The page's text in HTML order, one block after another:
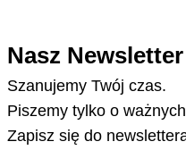
Nasz Newsletter
Szanujemy Twój czas.
Piszemy tylko o
Zapisz się do